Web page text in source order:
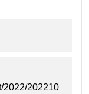
2022/202210